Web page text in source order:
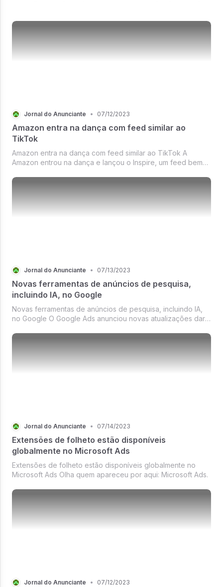
Jornal do Anunciante • 07/12/2023
Amazon entra na dança com feed similar ao
TikTok
Amazon entra na dança com feed similar ao TikTok A
Amazon entrou na dança e lançou o Inspire, um feed bem
Jornal do Anunciante • 07/13/2023
Novas ferramentas de anúncios de pesquisa,
incluindo IA, no Google
Novas ferramentas de anúncios de pesquisa, incluindo IA,
no Google O Google Ads anunciou novas atualizações dar
Jornal do Anunciante • 07/14/2023
Extensões de folheto estão disponíveis
globalmente no Microsoft Ads
Extensões de folheto estão disponíveis globalmente no
Microsoft Ads Olha quem apareceu por aqui: Microsoft Ads.
Jornal do Anunciante • 07/12/2023